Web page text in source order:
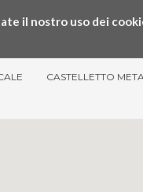
il nostro uso dei
CASTELLETTO